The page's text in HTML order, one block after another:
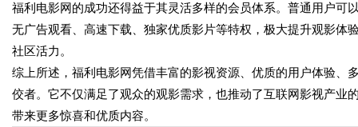
福利电影网的成功还得益于其灵活多样的会员体系。普通用户可
无广告观看、高速下载、独家优质影片等特权，极大提升观影体
社区活力。
综上所述，福利电影网凭借丰富的影视资源、优质的用户体验、
佼者。它不仅满足了观众的观影需求，也推动了互联网影视产业
带来更多惊喜和优质内容。